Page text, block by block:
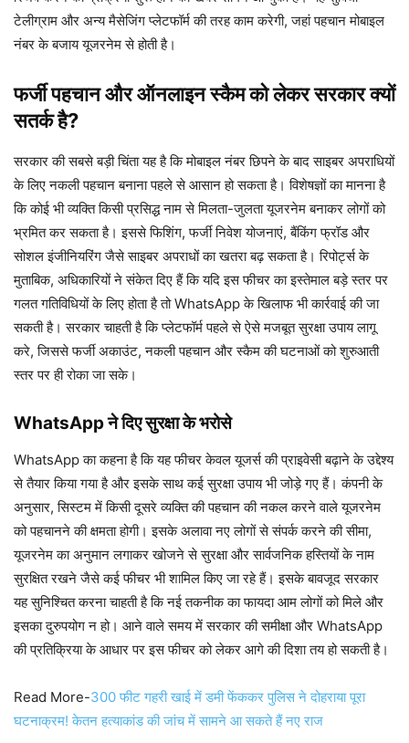
टेलीग्राम और अन्य मैसेजिंग प्लेटफॉर्म की तरह काम करेगी, जहां पहचान मोबाइल
नंबर के बजाय यूजरनेम से होती है।
फर्जी पहचान और ऑनलाइन स्कैम को लेकर सरकार क्यों
सतर्क है?
सरकार की सबसे बड़ी चिंता यह है कि मोबाइल नंबर छिपने के बाद साइबर अपराधियों
के लिए नकली पहचान बनाना पहले से आसान हो सकता है। विशेषज्ञों का मानना है
कि कोई भी व्यक्ति किसी प्रसिद्ध नाम से मिलता-जुलता यूजरनेम बनाकर लोगों को
भ्रमित कर सकता है। इससे फिशिंग, फर्जी निवेश योजनाएं, बैंकिंग फ्रॉड और
सोशल इंजीनियरिंग जैसे साइबर अपराधों का खतरा बढ़ सकता है। रिपोर्ट्स के
मुताबिक, अधिकारियों ने संकेत दिए हैं कि यदि इस फीचर का इस्तेमाल बड़े स्तर पर
गलत गतिविधियों के लिए होता है तो WhatsApp के खिलाफ भी कार्रवाई की जा
सकती है। सरकार चाहती है कि प्लेटफॉर्म पहले से ऐसे मजबूत सुरक्षा उपाय लागू
करे, जिससे फर्जी अकाउंट, नकली पहचान और स्कैम की घटनाओं को शुरुआती
स्तर पर ही रोका जा सके।
WhatsApp ने दिए सुरक्षा के भरोसे
WhatsApp का कहना है कि यह फीचर केवल यूजर्स की प्राइवेसी बढ़ाने के उद्देश्य
से तैयार किया गया है और इसके साथ कई सुरक्षा उपाय भी जोड़े गए हैं। कंपनी के
अनुसार, सिस्टम में किसी दूसरे व्यक्ति की पहचान की नकल करने वाले यूजरनेम
को पहचानने की क्षमता होगी। इसके अलावा नए लोगों से संपर्क करने की सीमा,
यूजरनेम का अनुमान लगाकर खोजने से सुरक्षा और सार्वजनिक हस्तियों के नाम
सुरक्षित रखने जैसे कई फीचर भी शामिल किए जा रहे हैं। इसके बावजूद सरकार
यह सुनिश्चित करना चाहती है कि नई तकनीक का फायदा आम लोगों को मिले और
इसका दुरुपयोग न हो। आने वाले समय में सरकार की समीक्षा और WhatsApp
की प्रतिक्रिया के आधार पर इस फीचर को लेकर आगे की दिशा तय हो सकती है।
Read More-300 फीट गहरी खाई में डमी फेंककर पुलिस ने दोहराया पूरा
घटनाक्रम! केतन हत्याकांड की जांच में सामने आ सकते हैं नए राज